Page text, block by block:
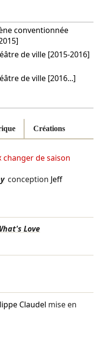
conventionnée
de ville [2015-2016]
de ville [2016...]
Créations
changer de saison
conception Jeff
Love
Claudel mise en